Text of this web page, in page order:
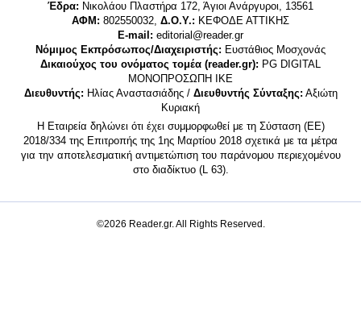
Έδρα: Νικολάου Πλαστήρα 172, Άγιοι Ανάργυροι, 13561
ΑΦΜ: 802550032, Δ.Ο.Υ.: ΚΕΦΟΔΕ ΑΤΤΙΚΗΣ
E-mail: editorial@reader.gr
Νόμιμος Εκπρόσωπος/Διαχειριστής: Ευστάθιος Μοσχονάς
Δικαιούχος του ονόματος τομέα (reader.gr): PG DIGITAL
MONΟΠΡΟΣΩΠΗ ΙΚΕ
Διευθυντής: Ηλίας Αναστασιάδης / Διευθυντής Σύνταξης: Αξιώτη
Κυριακή
Η Εταιρεία δηλώνει ότι έχει συμμορφωθεί με τη Σύσταση (ΕΕ)
2018/334 της Επιτροπής της 1ης Μαρτίου 2018 σχετικά με τα μέτρα
για την αποτελεσματική αντιμετώπιση του παράνομου περιεχομένου
στο διαδίκτυο (L 63).
©2026 Reader.gr. All Rights Reserved.